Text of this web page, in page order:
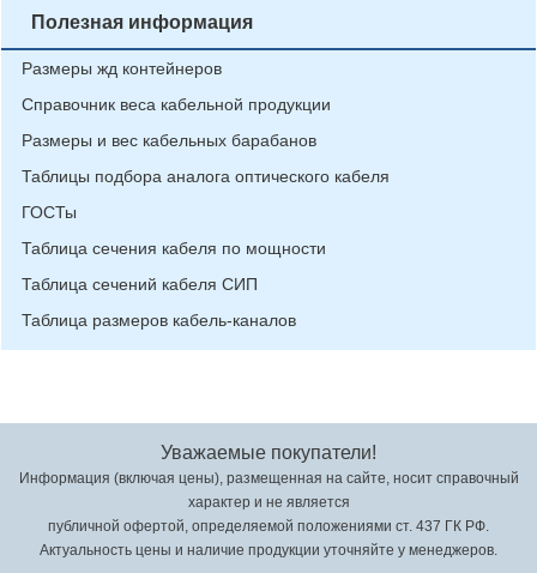
Полезная информация
Размеры жд контейнеров
Справочник веса кабельной продукции
Размеры и вес кабельных барабанов
Таблицы подбора аналога оптического кабеля
ГОСТы
Таблица сечения кабеля по мощности
Таблица сечений кабеля СИП
Таблица размеров кабель-каналов
Уважаемые покупатели!
Информация (включая цены), размещенная на сайте, носит справочный
характер и не является
публичной офертой, определяемой положениями ст. 437 ГК РФ.
Актуальность цены и наличие продукции уточняйте у менеджеров.